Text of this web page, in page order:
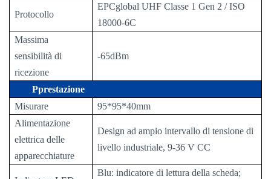
Protocollo
EPCglobal UHF Classe 1 Gen 2 / ISO
18000-6C
Massima
sensibilità di
ricezione
-65dBm
Pprestazione
Misurare
95*95*40mm
Alimentazione
elettrica delle
apparecchiature
Design ad ampio intervallo di tensione di
livello industriale, 9-36 V CC
Blu: indicatore di lettura della scheda;